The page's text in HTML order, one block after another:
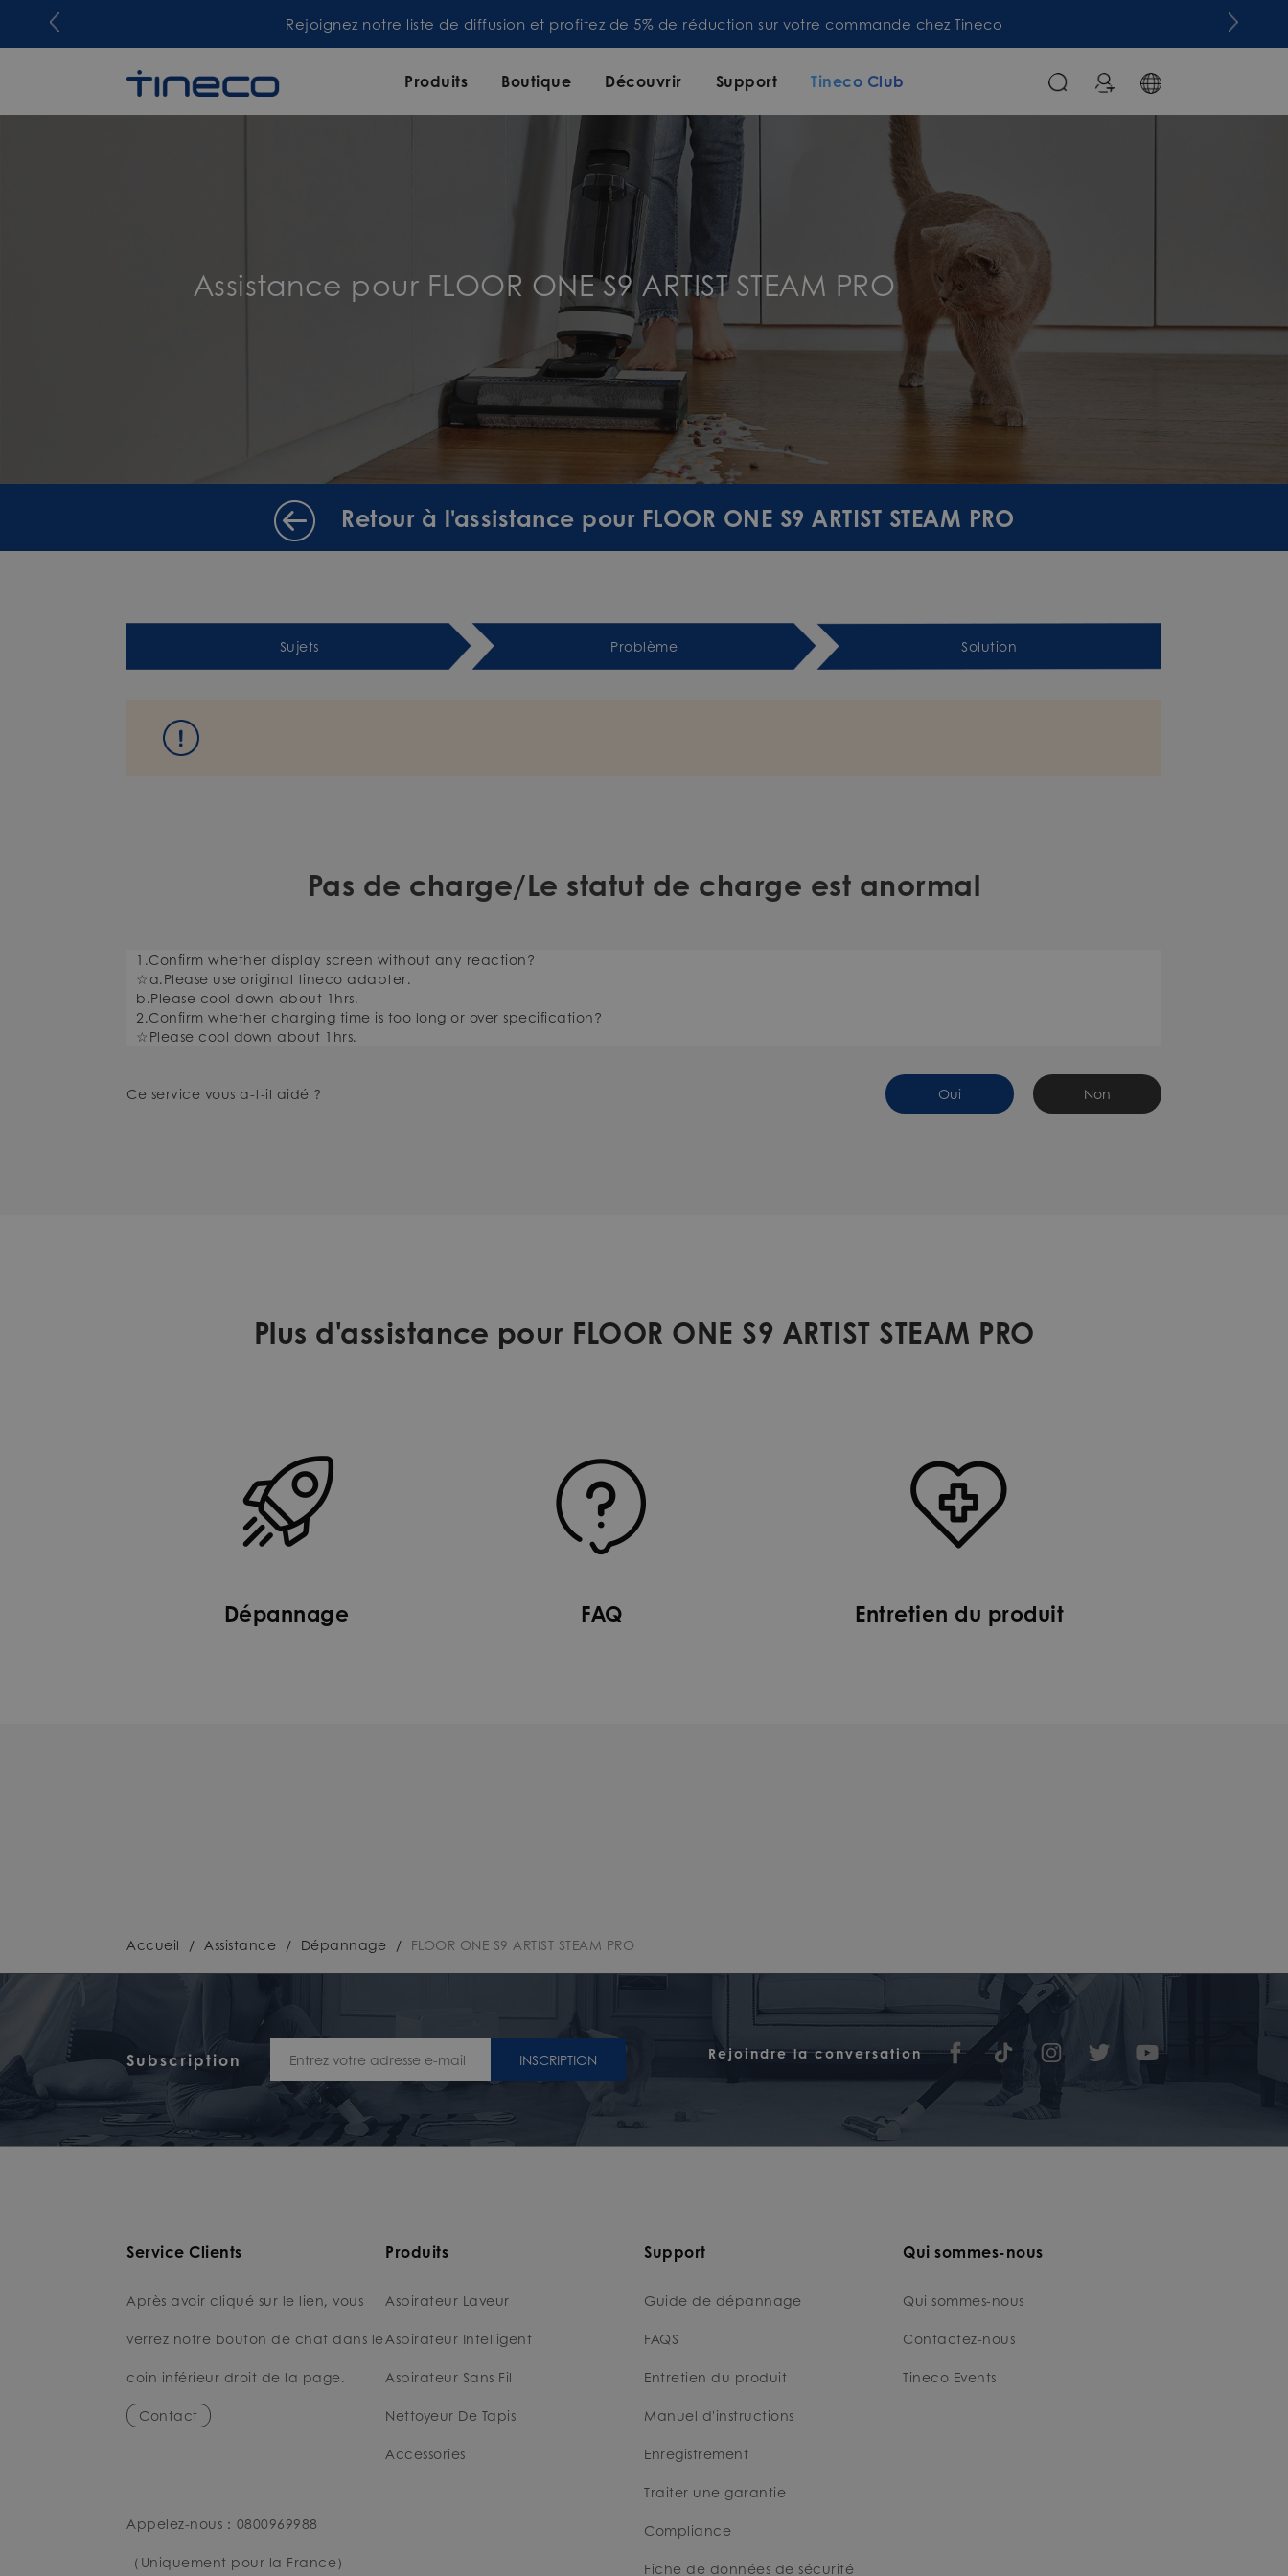
Rejoignez notre liste de diffusion et profitez de 5% de réduction sur votre commande chez Tineco
Produits Boutique Découvrir Support Tineco Club
Assistance pour FLOOR ONE S9 ARTIST STEAM PRO
Retour à l'assistance pour FLOOR ONE S9 ARTIST STEAM PRO
Sujets Problème Solution
Pas de charge/Le statut de charge est anormal
1.Confirm whether display screen without any reaction?
☆a.Please use original tineco adapter.
b.Please cool down about 1hrs.
2.Confirm whether charging time is too long or over specification?
☆Please cool down about 1hrs.
Ce service vous a-t-il aidé ? Non
Oui
Plus d'assistance pour FLOOR ONE S9 ARTIST STEAM PRO
Dépannage FAQ Entretien du produit
Accueil / Assistance / Dépannage / FLOOR ONE S9 ARTIST STEAM PRO
Subscription INSCRIPTION Rejoindre la conversation
Service Clients
Après avoir cliqué sur le lien, vous
verrez notre bouton de chat dans le
coin inférieur droit de la page.
Contact
Appelez-nous：0800969988
（Uniquement pour la France）
Produits
Aspirateur Laveur
Aspirateur Intelligent
Aspirateur Sans Fil
Nettoyeur De Tapis
Accessories
Support
Guide de dépannage
FAQS
Entretien du produit
Manuel d'instructions
Enregistrement
Traiter une garantie
Compliance
Fiche de données de sécurité
Qui sommes-nous
Qui sommes-nous
Contactez-nous
Tineco Events